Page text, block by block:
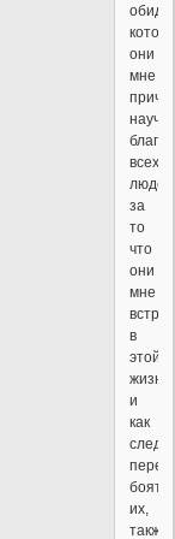
обиды
они
мне
всех
людей
за
то
что
они
мне
в
этой
жизни
и
как
их,
также